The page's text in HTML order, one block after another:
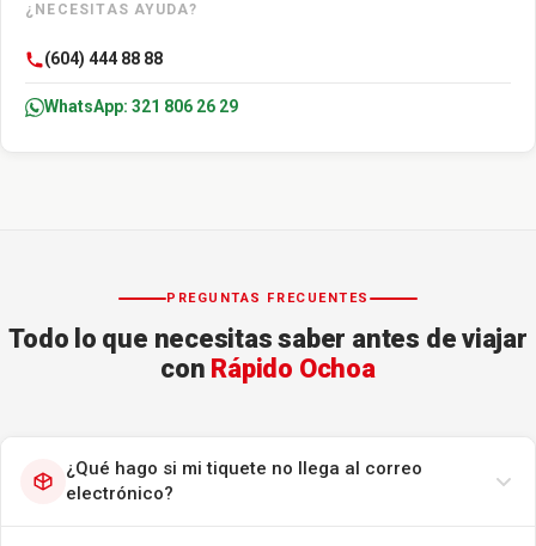
¿NECESITAS AYUDA?
(604) 444 88 88
WhatsApp: 321 806 26 29
PREGUNTAS FRECUENTES
Todo lo que necesitas saber antes de viajar
con Rápido Ochoa
¿Qué hago si mi tiquete no llega al correo
electrónico?